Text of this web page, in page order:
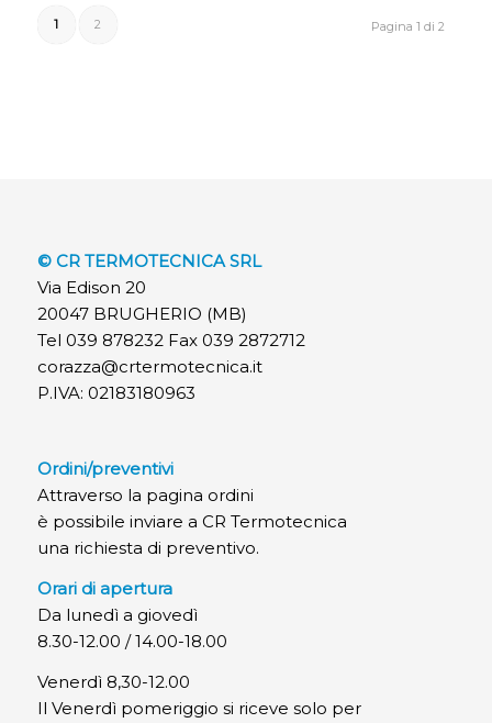
Pagina 1 di 2
1 2
© CR TERMOTECNICA SRL
Via Edison 20
20047 BRUGHERIO (MB)
Tel 039 878232 Fax 039 2872712
corazza@crtermotecnica.it
P.IVA: 02183180963
Ordini/preventivi
Attraverso la pagina ordini
è possibile inviare a CR Termotecnica
una richiesta di preventivo.
Orari di apertura
Da lunedì a giovedì
8.30-12.00 / 14.00-18.00
Venerdì 8,30-12.00
Il Venerdì pomeriggio si riceve solo per